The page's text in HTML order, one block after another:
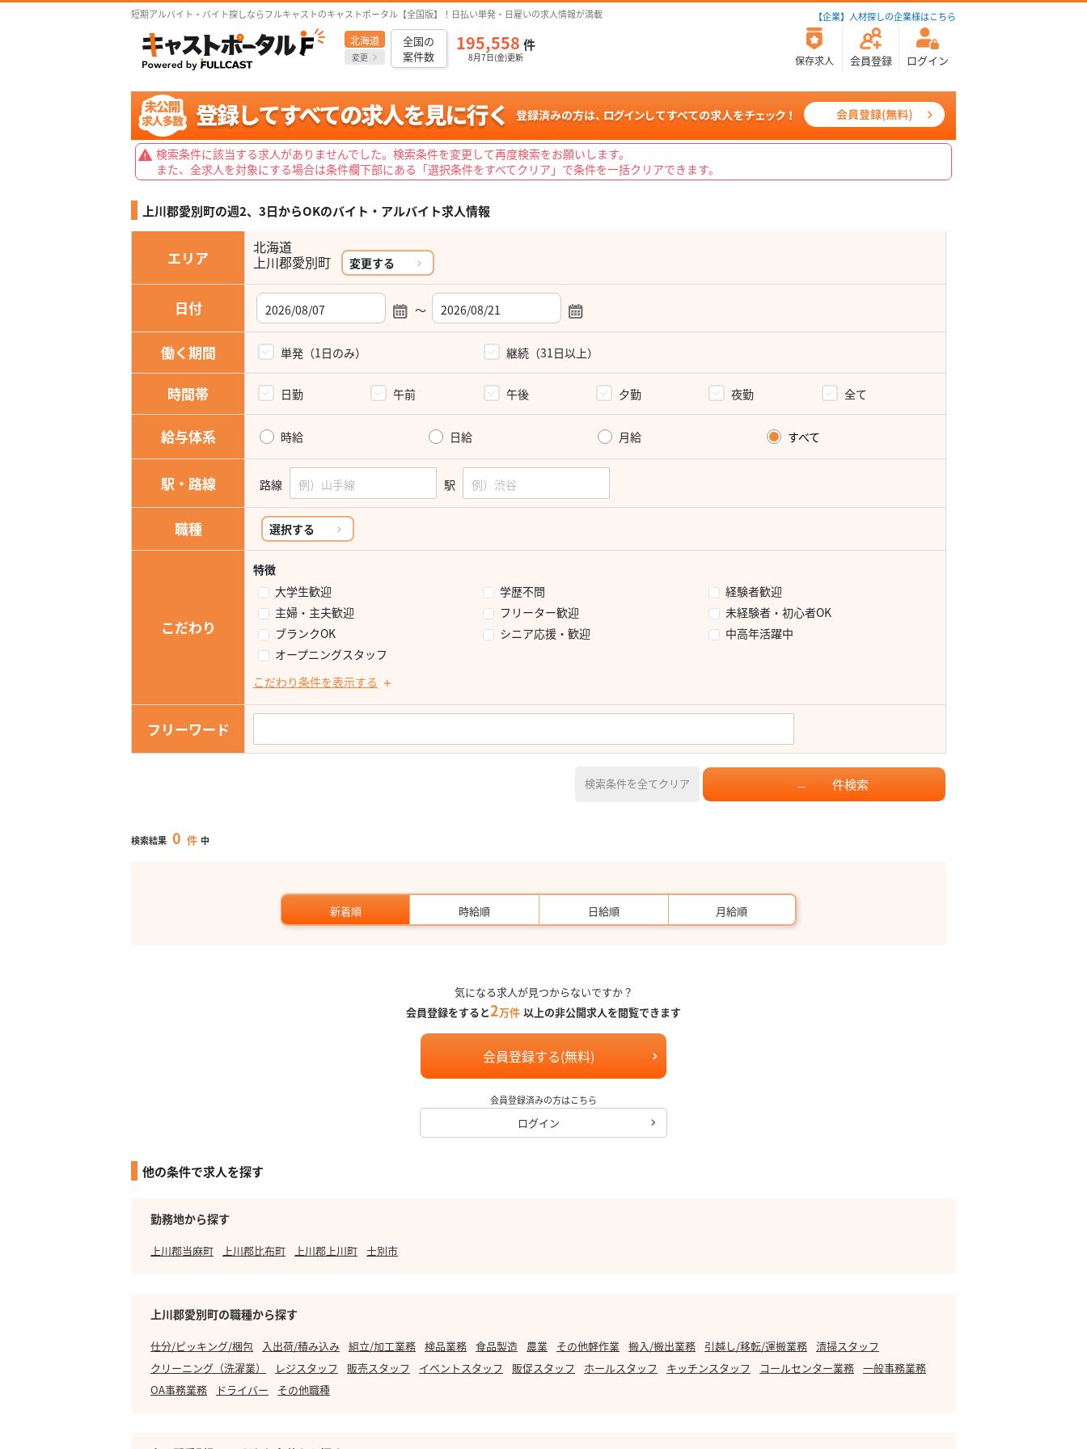
短期アルバイト・バイト探しならフルキャストのキャストポータル【全国版】！日払い単発・日雇いの求人情報が満載 【企業】人材探しの企業様はこちら
北海道
変更
全国の
案件数
195,558 件
8月7日(金)更新 保存求人 会員登録 ログイン
検索条件に該当する求人がありませんでした。検索条件を変更して再度検索をお願いします。
また、全求人を対象にする場合は条件欄下部にある「選択条件をすべてクリア」で条件を一括クリアできます。
上川郡愛別町の週2、3日からOKのバイト・アルバイト求人情報
エリア
北海道
上川郡愛別町 変更する
日付 ～
働く期間 単発（1日のみ） 継続（31日以上）
時間帯 日勤 午前 午後 夕勤 夜勤 全て
給与体系 時給 日給 月給 すべて
駅・路線 路線 駅
職種 選択する
こだわり
特徴
大学生歓迎
学歴不問
経験者歓迎
主婦・主夫歓迎
フリーター歓迎
未経験者・初心者OK
ブランクOK
シニア応援・歓迎
中高年活躍中
オープニングスタッフ
こだわり条件を表示する
フリーワード
検索条件を全てクリア -- 件検索
検索結果 0 件 中
新着順 時給順 日給順 月給順
気になる求人が見つからないですか？
会員登録をすると2万件 以上の非公開求人を閲覧できます
会員登録する(無料)
会員登録済みの方はこちら
ログイン
他の条件で求人を探す
勤務地から探す
上川郡当麻町 上川郡比布町 上川郡上川町 士別市
上川郡愛別町の職種から探す
仕分/ピッキング/梱包 入出荷/積み込み 組立/加工業務 検品業務 食品製造 農業 その他軽作業 搬入/搬出業務 引越し/移転/運搬業務 清掃スタッフ
クリーニング（洗濯業）
レジスタッフ 販売スタッフ イベントスタッフ 販促スタッフ ホールスタッフ キッチンスタッフ コールセンター業務 一般事務業務
OA事務業務
ドライバー その他職種